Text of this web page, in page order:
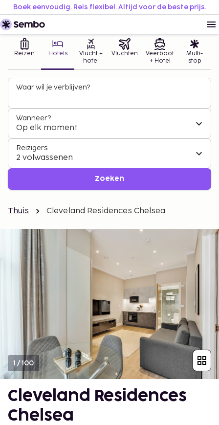
Boek eenvoudig. Reis flexibel. Altijd voor de beste prijs.
Reizen Hotels
Vlucht +
hotel
Vluchten
Veerboot
+ Hotel
Multi-
stop
Waar wil je verblijven?
Wanneer?
Op elk moment
Reizigers
2 volwassenen
Zoeken
Thuis Cleveland Residences Chelsea
1 /100
Cleveland Residences
Chelsea